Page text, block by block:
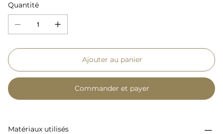
Quantité
Ajouter au panier
Commander et payer
Matériaux utilisés